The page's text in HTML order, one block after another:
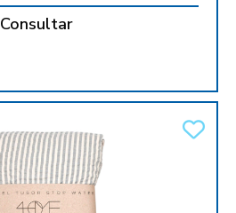
Consultar